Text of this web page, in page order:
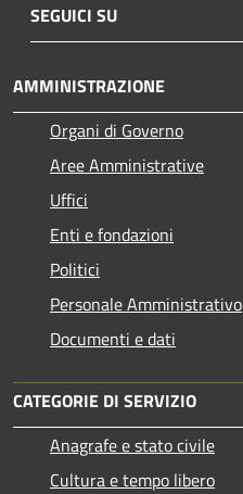
SEGUICI SU
AMMINISTRAZIONE
Organi di Governo
Aree Amministrative
Uffici
Enti e fondazioni
Politici
Personale Amministrativo
Documenti e dati
CATEGORIE DI SERVIZIO
Anagrafe e stato civile
Cultura e tempo libero